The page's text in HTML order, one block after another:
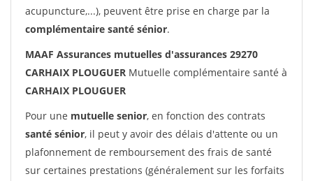
acupuncture,...), peuvent être prise en charge par la
complémentaire santé sénior.
MAAF Assurances mutuelles d'assurances 29270
CARHAIX PLOUGUER Mutuelle complémentaire santé à
CARHAIX PLOUGUER
Pour une mutuelle senior, en fonction des contrats
santé sénior, il peut y avoir des délais d'attente ou un
plafonnement de remboursement des frais de santé
sur certaines prestations (généralement sur les forfaits